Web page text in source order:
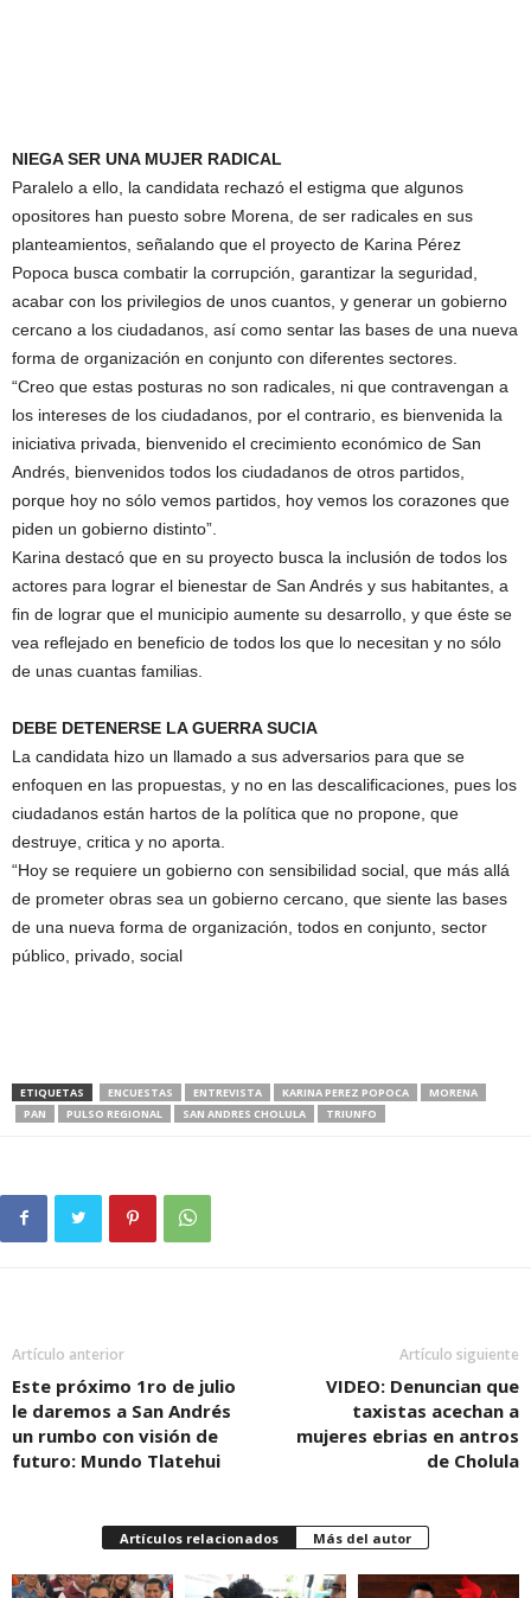
NIEGA SER UNA MUJER RADICAL
Paralelo a ello, la candidata rechazó el estigma que algunos
opositores han puesto sobre Morena, de ser radicales en sus
planteamientos, señalando que el proyecto de Karina Pérez
Popoca busca combatir la corrupción, garantizar la seguridad,
acabar con los privilegios de unos cuantos, y generar un gobierno
cercano a los ciudadanos, así como sentar las bases de una nueva
forma de organización en conjunto con diferentes sectores.
“Creo que estas posturas no son radicales, ni que contravengan a
los intereses de los ciudadanos, por el contrario, es bienvenida la
iniciativa privada, bienvenido el crecimiento económico de San
Andrés, bienvenidos todos los ciudadanos de otros partidos,
porque hoy no sólo vemos partidos, hoy vemos los corazones que
piden un gobierno distinto”.
Karina destacó que en su proyecto busca la inclusión de todos los
actores para lograr el bienestar de San Andrés y sus habitantes, a
fin de lograr que el municipio aumente su desarrollo, y que éste se
vea reflejado en beneficio de todos los que lo necesitan y no sólo
de unas cuantas familias.
DEBE DETENERSE LA GUERRA SUCIA
La candidata hizo un llamado a sus adversarios para que se
enfoquen en las propuestas, y no en las descalificaciones, pues los
ciudadanos están hartos de la política que no propone, que
destruye, critica y no aporta.
“Hoy se requiere un gobierno con sensibilidad social, que más allá
de prometer obras sea un gobierno cercano, que siente las bases
de una nueva forma de organización, todos en conjunto, sector
público, privado, social
ETIQUETAS ENCUESTAS ENTREVISTA KARINA PEREZ POPOCA
MORENA
PAN
PULSO REGIONAL SAN ANDRES CHOLULA TRIUNFO
Artículo anterior
Este próximo 1ro de julio
le daremos a San Andrés
un rumbo con visión de
futuro: Mundo Tlatehui
Artículo siguiente
VIDEO: Denuncian que
taxistas acechan a
mujeres ebrias en antros
de Cholula
Artículos relacionados Más del autor